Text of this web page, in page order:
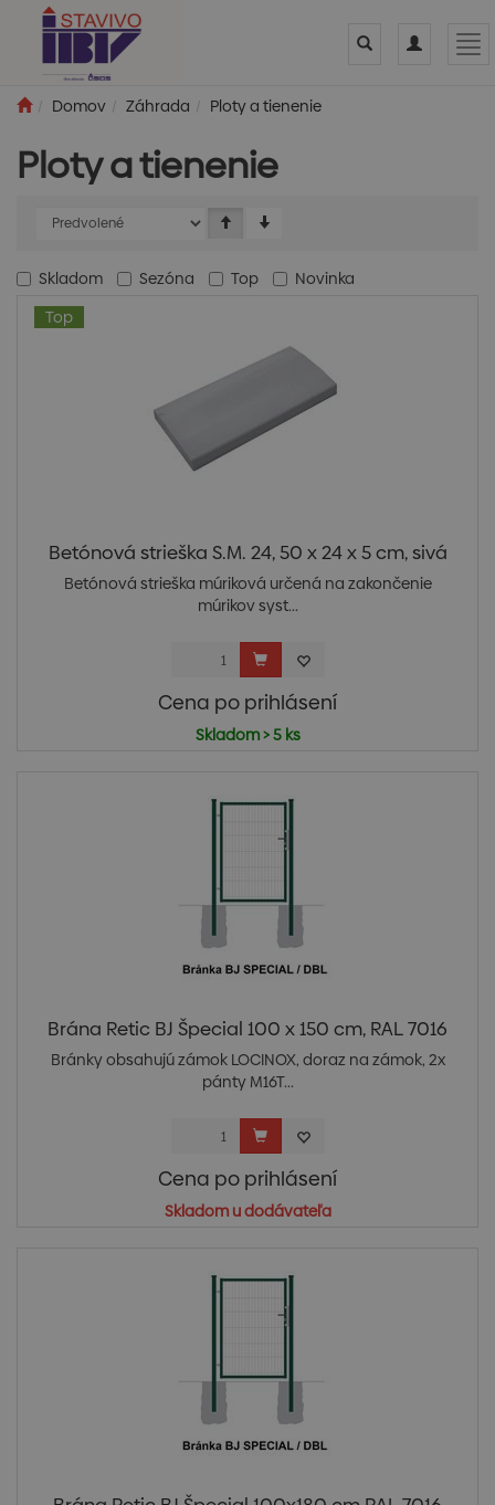
Toggle
Toggle
Domov
Záhrada Ploty a tienenie
Ploty a tienenie
Skladom Sezóna Top
Novinka
Top
Betónová strieška S.M. 24, 50 x 24 x 5 cm, sivá
Betónová strieška múriková určená na zakončenie
múrikov syst...
Cena po prihlásení
Skladom > 5 ks
Brána Retic BJ Špecial 100 x 150 cm, RAL 7016
Bránky obsahujú zámok LOCINOX, doraz na zámok, 2x
pánty M16T...
Cena po prihlásení
Skladom u dodávateľa